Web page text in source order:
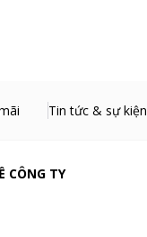
Tin tức & sự kiện
CÔNG TY